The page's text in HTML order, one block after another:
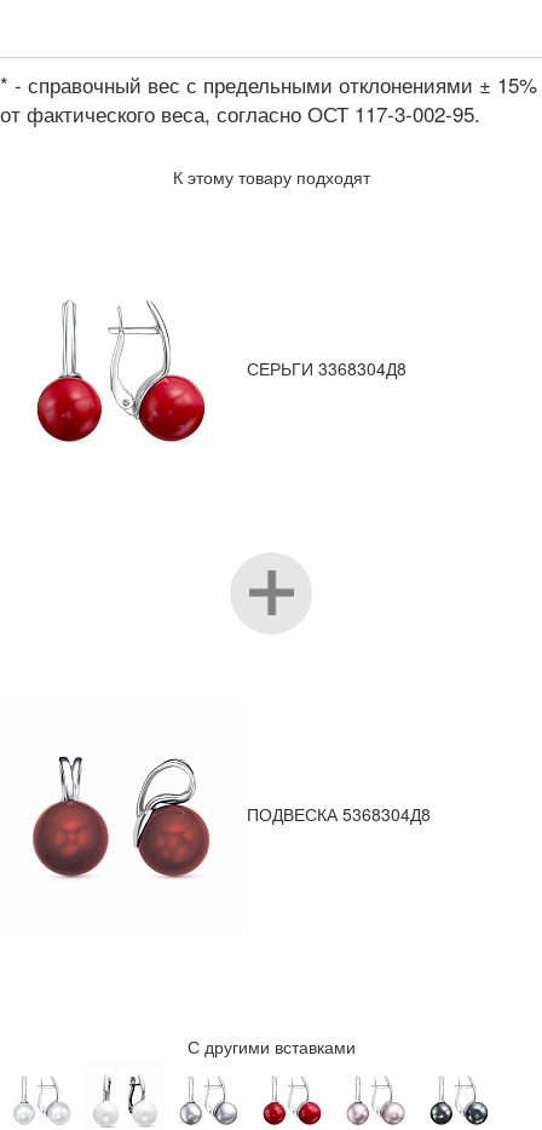
* - справочный вес с предельными отклонениями ± 15%
от фактического веса, согласно ОСТ 117-3-002-95.
К этому товару подходят
СЕРЬГИ 3368304Д8
ПОДВЕСКА 5368304Д8
С другими вставками